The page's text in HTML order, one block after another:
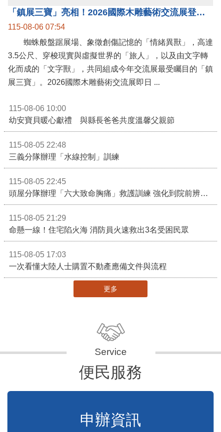
「鎮展三寶」亮相！2026國際木雕藝術交流展登場 國際木雕競賽得獎入圍名單同步揭曉
115-08-06 07:54
蜘蛛般盤踞展場、象徵創傷記憶的「情緒異獸」，高達
3.5公尺、穿梭現實與虛擬世界的「旅人」，以及由文字轉
化而成的「文字獸」，共同組成今年交流展最受矚目的「鎮
展三寶」。2026國際木雕藝術交流展即日 ...
115-08-06 10:00
幼安寶貝暖心獻禮 與縣長爸爸共度溫馨父親節
115-08-05 22:48
三義分隊辦理「水線控制」訓練
115-08-05 22:45
頭屋分隊辦理「六大致命胸痛」救護訓練 強化到院前辨識能力 提升緊急救護品質
115-08-05 21:29
命懸一線！住宅陷火海 消防員火速救出3名受困民眾
115-08-05 17:03
一次看懂大陸人士購置不動產應備文件與流程
更多
便民服務
申辦資訊